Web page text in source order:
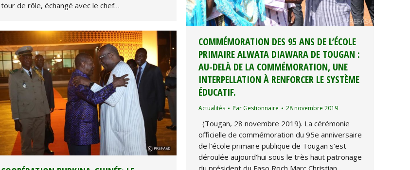
tour de rôle, échangé avec le chef…
COMMÉMORATION DES 95 ANS DE L’ÉCOLE
PRIMAIRE ALWATA DIAWARA DE TOUGAN :
AU-DELÀ DE LA COMMÉMORATION, UNE
INTERPELLATION À RENFORCER LE SYSTÈME
ÉDUCATIF.
Actualités Par Gestionnaire 28 novembre 2019
(Tougan, 28 novembre 2019). La cérémonie
officielle de commémoration du 95e anniversaire
de l’école primaire publique de Tougan s’est
déroulée aujourd’hui sous le très haut patronage